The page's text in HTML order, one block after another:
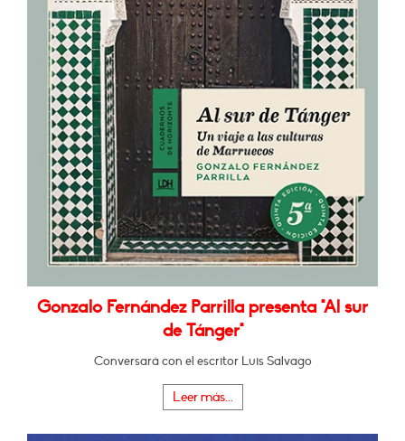
Gonzalo Fernández Parrilla presenta "Al sur
de Tánger"
Conversará con el escritor Luis Salvago
Leer más...